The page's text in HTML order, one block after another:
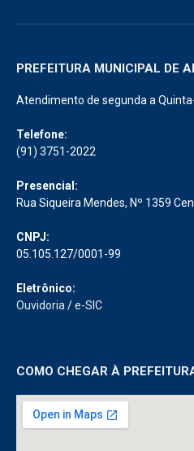
PREFEITURA MUNICIPAL DE
Atendimento de segunda a
Telefone:
(91) 3751-2022
Presencial:
Rua Siqueira Mendes, Nº 1359
CNPJ:
05.105.127/0001-99
Eletrônico:
Ouvidoria/e-SIC
COMO CHEGAR À